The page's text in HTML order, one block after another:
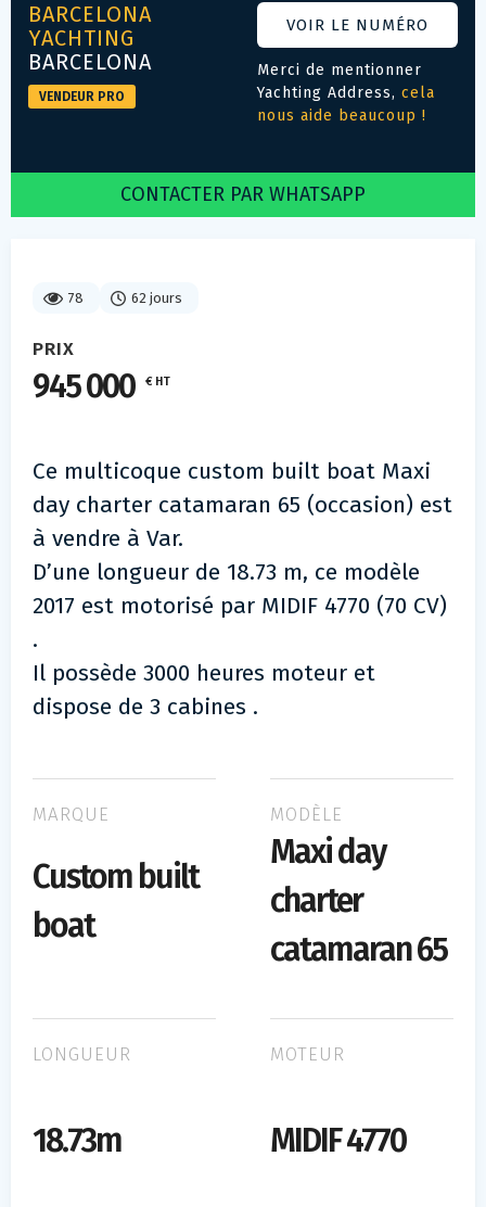
78 62 jours
PRIX
945 000 € HT
Ce multicoque custom built boat Maxi
day charter catamaran 65 (occasion) est
à vendre à Var.
D’une longueur de 18.73 m, ce modèle
2017 est motorisé par MIDIF 4770 (70 CV)
.
Il possède 3000 heures moteur et
dispose de 3 cabines .
MARQUE
Custom built
boat
MODÈLE
Maxi day
charter
catamaran 65
LONGUEUR
18.73m
MOTEUR
MIDIF 4770
BARCELONA
YACHTING
BARCELONA
VENDEUR PRO
VOIR LE NUMÉRO
Merci de mentionner
Yachting Address, cela
nous aide beaucoup !
CONTACTER PAR WHATSAPP